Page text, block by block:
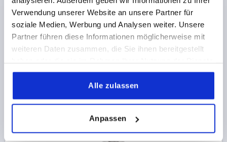
Verwendung unserer Website an unsere Partner für
soziale Medien, Werbung und Analysen weiter. Unsere
Partner führen diese Informationen möglicherweise mit
weiteren Daten zusammen, die Sie ihnen bereitgestellt
gesammelt haben.
Alle zulassen
Anpassen
DOPPELBART 3MM, H=60, D=28, EDELSTAHL
BETÄTIGUNG=DOPPELBART 3 MM
HÖHE=60
DURCHMESSER=28